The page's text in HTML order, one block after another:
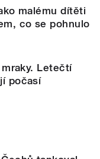
malému dítěti
co se pohnulo
Letečtí
počasí